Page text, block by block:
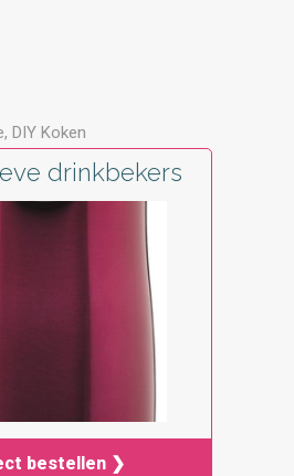
DIY Koken
drinkbekers
bestellen ❯